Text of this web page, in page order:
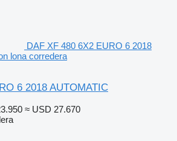
DAF XF 480 6X2 EURO 6 2018
lona corredera
6 2018 AUTOMATIC
≈ USD 27.670